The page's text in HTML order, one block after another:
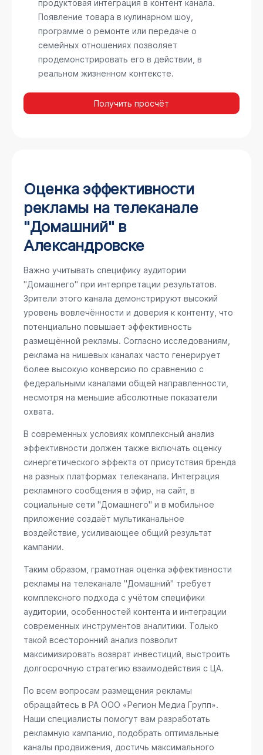
продуктовая интеграция в контент канала.
Появление товара в кулинарном шоу,
программе о ремонте или передаче о
семейных отношениях позволяет
продемонстрировать его в действии, в
реальном жизненном контексте.
Получить просчёт
Оценка эффективности
рекламы на телеканале
"Домашний" в
Александровске
Важно учитывать специфику аудитории
"Домашнего" при интерпретации результатов.
Зрители этого канала демонстрируют высокий
уровень вовлечённости и доверия к контенту, что
потенциально повышает эффективность
размещённой рекламы. Согласно исследованиям,
реклама на нишевых каналах часто генерирует
более высокую конверсию по сравнению с
федеральными каналами общей направленности,
несмотря на меньшие абсолютные показатели
охвата.
В современных условиях комплексный анализ
эффективности должен также включать оценку
синергетического эффекта от присутствия бренда
на разных платформах телеканала. Интеграция
рекламного сообщения в эфир, на сайт, в
социальные сети "Домашнего" и в мобильное
приложение создаёт мультиканальное
воздействие, усиливающее общий результат
кампании.
Таким образом, грамотная оценка эффективности
рекламы на телеканале "Домашний" требует
комплексного подхода с учётом специфики
аудитории, особенностей контента и интеграции
современных инструментов аналитики. Только
такой всесторонний анализ позволит
максимизировать возврат инвестиций, выстроить
долгосрочную стратегию взаимодействия с ЦА.
По всем вопросам размещения рекламы
обращайтесь в РА ООО «Регион Медиа Групп».
Наши специалисты помогут вам разработать
рекламную кампанию, подобрать оптимальные
каналы продвижения, достичь максимального